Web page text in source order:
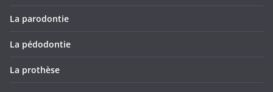
La parodontie
La pédodontie
La prothèse